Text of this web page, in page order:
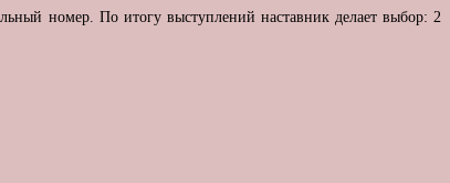
номер. По итогу выступлений наставник делает выбор: 2